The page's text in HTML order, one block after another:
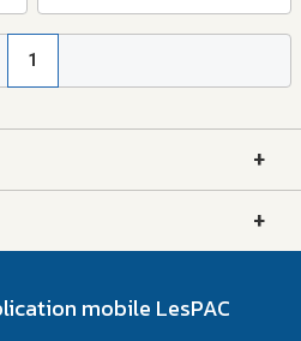
1
+
+
mobile LesPAC